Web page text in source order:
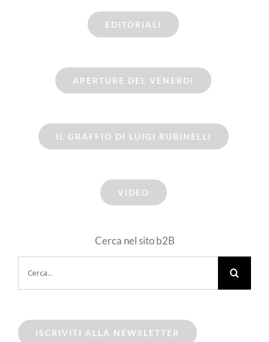
EDITORIALI
APERTURE DEL VENERDI
IL GRAFFIO DI LUIGI RUBINELLI
VIDEO
Cerca nel sito b2B
per:
ISCRIVITI ALLA NEWSLETTER